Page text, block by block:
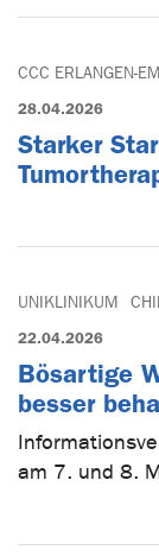
CCC ERLANGEN-
28.04.2026
Starker
UNIKLINIKUM
22.04.2026
Bösartige
besser
am 7. und 8.